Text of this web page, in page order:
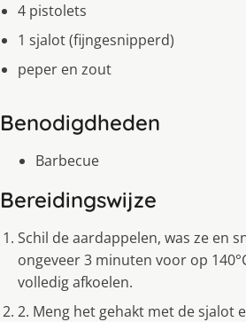
4 pistolets
1 sjalot (fijngesnipperd)
peper en zout
Benodigdheden
Barbecue
Bereidingswijze
Schil de aardappelen, was ze en
ongeveer 3 minuten voor op
volledig afkoelen.
2. Meng het gehakt met de sjalot